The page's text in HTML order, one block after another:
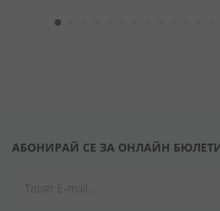
АБОНИРАЙ СЕ ЗА ОНЛАЙН